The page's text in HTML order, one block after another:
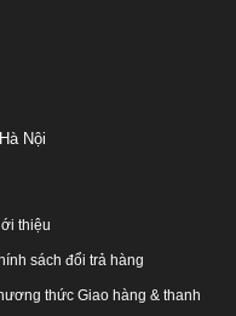
Nội
thiệu
sách đổi trả hàng
thức Giao hàng & thanh